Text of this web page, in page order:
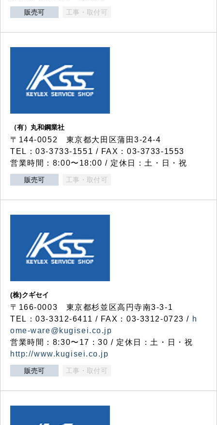
販売可 工事・取付可
（有）丸和鋼業社
〒144-0052 東京都大田区蒲田3-24-4
TEL：03-3733-1551 / FAX：03-3733-1553
営業時間：8:00〜18:00 / 定休日：土・日・祝
販売可 工事・取付可
(株)クギセイ
〒166-0003 東京都杉並区高円寺南3-3-1
TEL：03-3312-6411 / FAX：03-3312-0723 / h
ome-ware@kugisei.co.jp
営業時間：8:30〜17：30 / 定休日：土・日・祝
http://www.kugisei.co.jp
販売可 工事・取付可